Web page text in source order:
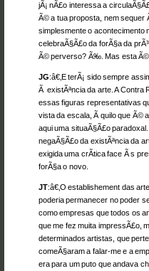
jÃ¡ nÃ£o interessa a
Ã© a tua proposta, nem sequer
simplesmente o acontecimento
celebraÃ§Ã£o da forÃ§a da
Ã© perverso? Ã‰. Mas esta Ã©
JG:â€‚E terÃ¡ sido sempre
Ã existÃªncia da arte. A Contra
essas figuras representativas
vista da escala, Ã quilo que Ã©
aqui uma situaÃ§Ã£o
negaÃ§Ã£o da existÃªncia da
exigida uma crÃ­tica face Ã s
forÃ§a o novo.
JT:â€‚O establishement das
poderia permanecer no poder
como empresas que todos os
que me fez muita impressÃ£o,
determinados artistas, que
comeÃ§aram a falar-me e a
era para um puto que andava